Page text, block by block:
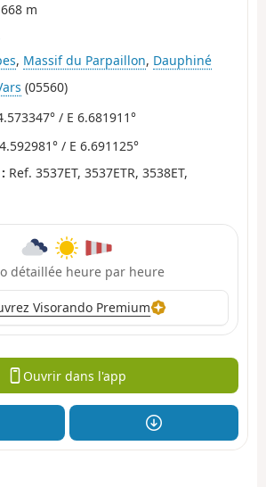
668 m
, Massif du Parpaillon, Dauphiné
(05560)
/ E 6.681911°
/ E 6.691125°
Ref. 3537ET, 3537ETR, 3538ET,
détaillée heure par heure
Visorando Premium
Ouvrir dans l'app